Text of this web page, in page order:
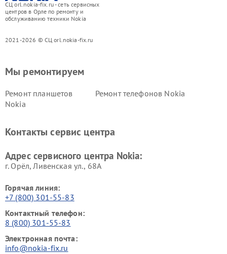
СЦ orl.nokia-fix.ru - сеть сервисных
центров в Орле по ремонту и
обслуживанию техники Nokia
2021-2026 © СЦ orl.nokia-fix.ru
Мы ремонтируем
Ремонт планшетов
Nokia
Ремонт телефонов Nokia
Контакты сервис центра
Адрес сервисного центра Nokia:
г. Орёл, Ливенская ул., 68А
Горячая линия:
+7 (800) 301-55-83
Контактный телефон:
8 (800) 301-55-83
Электронная почта:
info@nokia-fix.ru